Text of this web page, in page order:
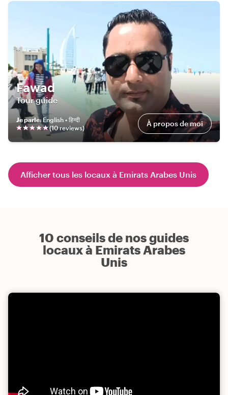
Fawad
Tour guide
Je parle: English • हिन्दी
(10reviews) À propos de moi
Afficher tous les locaux à Emirats Arabes Unis
10 conseils de nos guides
locaux à Emirats Arabes
Unis